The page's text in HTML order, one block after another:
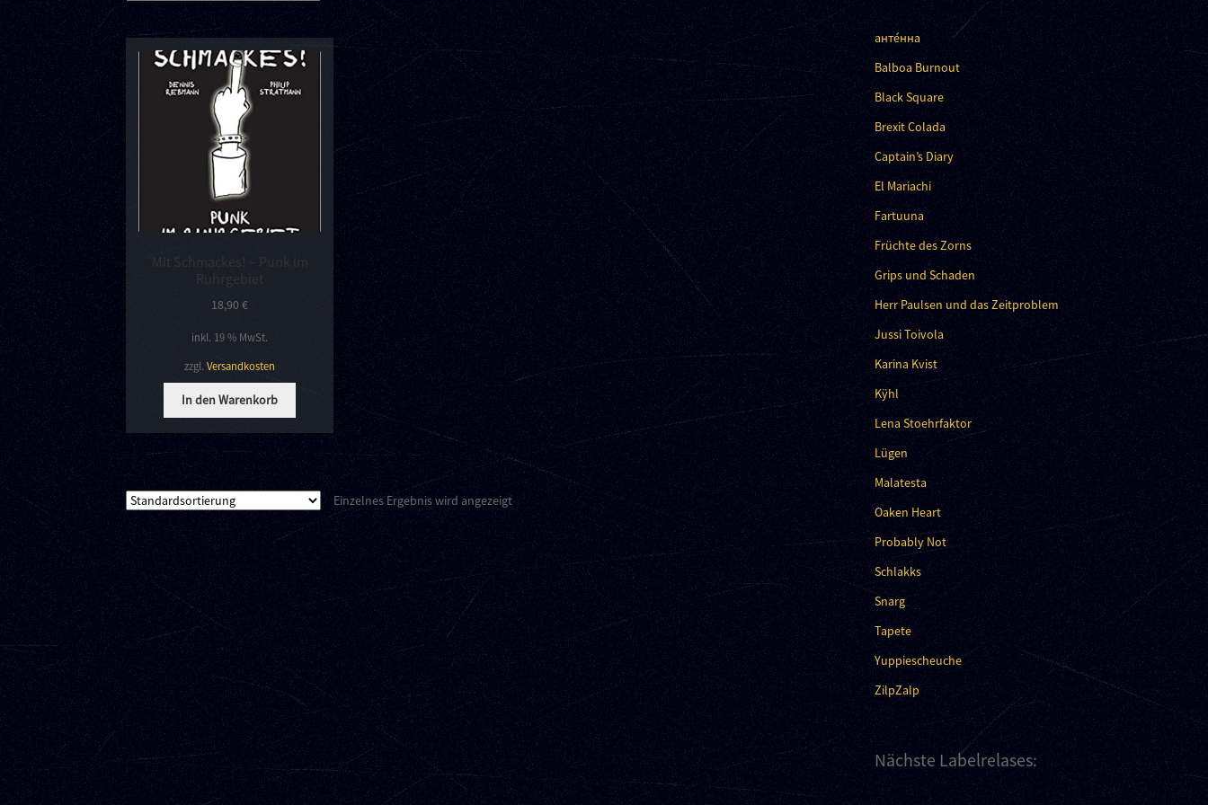
Mit Schmackes! – Punk im
Ruhrgebiet
18,90€
inkl. 19 % MwSt.
zzgl.Versandkosten
In den Warenkorb
Einzelnes Ergebnis wird angezeigt
анте́нна
Balboa Burnout
Black Square
Brexit Colada
Captain’s Diary
El Mariachi
Fartuuna
Früchte des Zorns
Grips und Schaden
Herr Paulsen und das Zeitproblem
Jussi Toivola
Karina Kvist
Kÿhl
Lena Stoehrfaktor
Lügen
Malatesta
Oaken Heart
Probably Not
Schlakks
Snarg
Tapete
Yuppiescheuche
ZilpZalp
Nächste Labelrelases: